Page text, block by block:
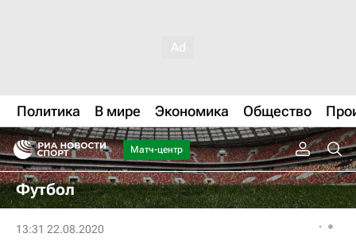
Политика В мире Экономика Общество
Матч-центр
Футбол
13:31 22.08.2020